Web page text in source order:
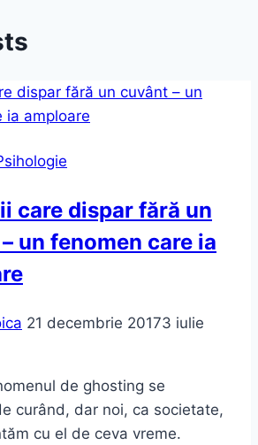
care dispar fără un
un fenomen care ia
21 decembrie 20173 iulie
de ghosting se
curând, dar noi, ca societate,
cu el de ceva vreme.